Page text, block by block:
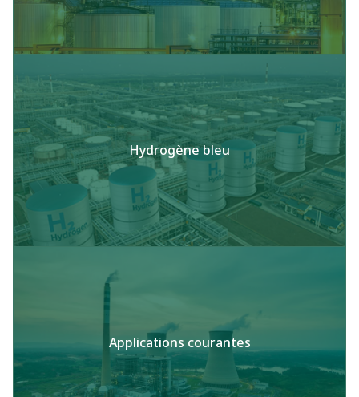
Hydrogène bleu
Applications courantes